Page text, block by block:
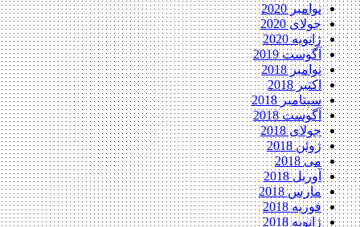
نوامبر 2020
جولای 2020
ژانویه 2020
آگوست 2019
نوامبر 2018
اکتبر 2018
سپتامبر 2018
آگوست 2018
جولای 2018
ژوئن 2018
می 2018
آوریل 2018
مارس 2018
فوریه 2018
ژانویه 2018